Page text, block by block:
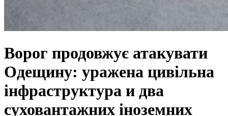
Ворог продовжує атакувати
Одещину: уражена цивільна
інфраструктура и два
суховантажних іноземних